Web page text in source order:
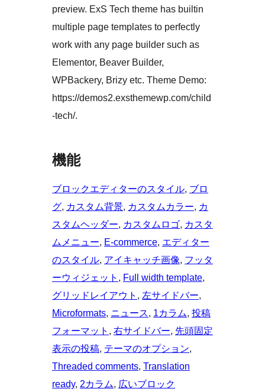
preview. ExS Tech theme has builtin
multiple page templates to perfectly
work with any page builder such as
Elementor, Beaver Builder,
WPBackery, Brizy etc. Theme Demo:
https://demos2.exsthemewp.com/child
-tech/.
機能
ブロックエディターのスタイル, ブロ
グ, カスタム背景, カスタムカラー, カ
スタムヘッダー, カスタムロゴ, カスタ
ムメニュー, E-commerce, エディター
のスタイル, アイキャッチ画像, フッタ
ーウィジェット , Full width template
グリッドレイアウト , 左サイドバー
Microformats, ニュース, 1カラム, 投稿
フォーマット , 右サイドバー, 先頭固定
表示の投稿, テーマのオプション
Threaded comments, Translation
ready, 2カラム, 広いブロック